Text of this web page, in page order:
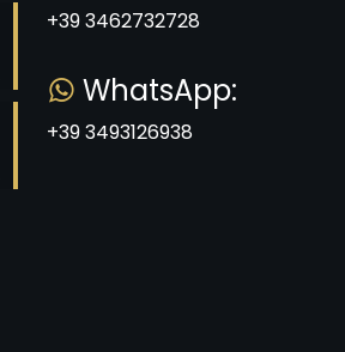
+39 3462732728
WhatsApp:
+39 3493126938